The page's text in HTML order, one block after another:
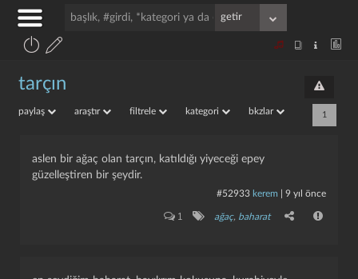
tarçın
paylaş araştır filtrele kategori bkzlar 1
aslen bir ağaç olan tarçın, katıldığı yiyeceği epey
güzelleştiren bir şeydir.
#52933 kerem 9 yıl önce
1 ağaç, baharat